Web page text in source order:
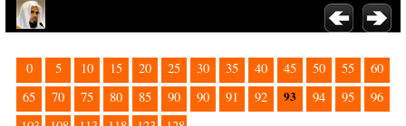
0 5 10 15 20 25 30 35 40 45 50 55
60
65
70 75 80 85 90 90 91 92 93 94 95
96